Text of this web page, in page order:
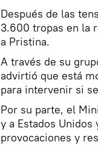
Después de las
3.600 tropas en la
a Pristina.
A través de su
advirtió que está
para intervenir si
Por su parte, el
y a Estados Unidos
provocaciones y